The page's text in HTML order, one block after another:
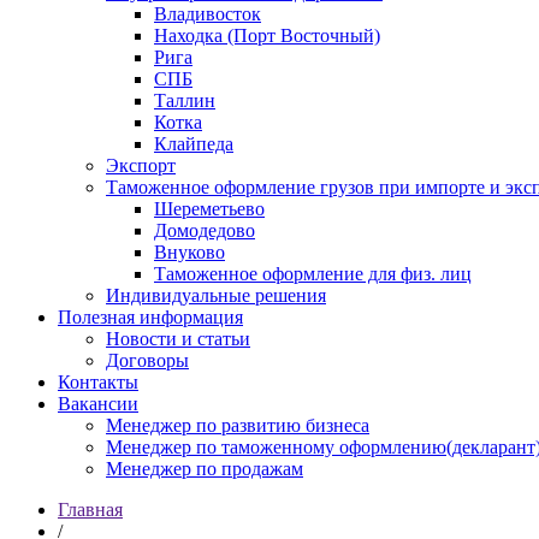
Владивосток
Находка (Порт Восточный)
Рига
СПБ
Таллин
Котка
Клайпеда
Экспорт
Таможенное оформление грузов при импорте и
Шереметьево
Домодедово
Внуково
Таможенное оформление для физ. лиц
Индивидуальные решения
Полезная информация
Новости и статьи
Договоры
Контакты
Вакансии
Менеджер по развитию бизнеса
Менеджер по таможенному
Менеджер по продажам
Главная
/